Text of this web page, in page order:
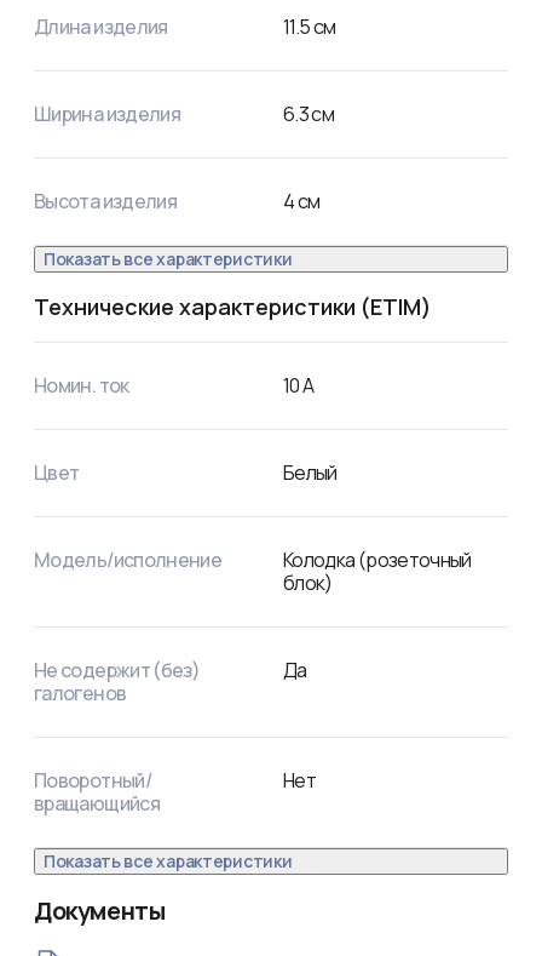
Длина изделия 11.5см
Ширина изделия 6.3см
Высота изделия 4см
Показать все характеристики
Технические характеристики (ETIM)
Номин. ток 10А
Цвет Белый
Модель/исполнение
Колодка (розеточный
блок)
Не содержит (без)
галогенов
Да
Поворотный/
вращающийся
Нет
Показать все характеристики
Документы